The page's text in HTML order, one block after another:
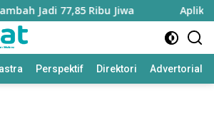
Jadi 77,85 Ribu Jiwa Aplikasi
Perspektif Direktori Advertorial